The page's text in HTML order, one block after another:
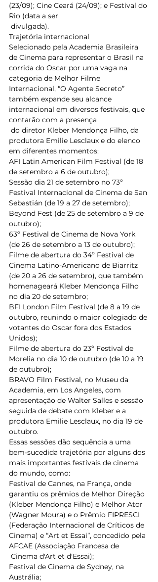
(23/09); Cine Ceará (24/09); e Festival do
Rio (data a ser
divulgada).
Trajetória internacional
Selecionado pela Academia Brasileira
de Cinema para representar o Brasil na
corrida do Oscar por uma vaga na
categoria de Melhor Filme
Internacional, “O Agente Secreto”
também expande seu alcance
internacional em diversos festivais, que
contarão com a presença
produtora Emilie Lesclaux e do elenco
em diferentes momentos:
AFI Latin American Film Festival (de 18
de setembro a 6 de outubro);
Sessão dia 21 de setembro no 73º
Festival Internacional de Cinema de San
Sebastián (de 19 a 27 de setembro);
Beyond Fest (de 25 de setembro a 9 de
outubro);
63º Festival de Cinema de Nova York
(de 26 de setembro a 13 de outubro);
Filme de abertura do 34º Festival de
Cinema Latino-Americano de Biarritz
(de 20 a 26 de setembro), que também
homenageará Kleber Mendonça Filho
no dia 20 de setembro;
BFI London Film Festival (de 8 a 19 de
outubro, reunindo o maior colegiado de
votantes do Oscar fora dos Estados
Unidos);
Filme de abertura do 23º Festival de
Morelia no dia 10 de outubro (de 10 a 19
de outubro);
BRAVO Film Festival, no Museu da
Academia, em Los Angeles, com
apresentação de Walter Salles e sessão
seguida de debate com Kleber e a
produtora Emilie Lesclaux, no dia 19 de
outubro.
Essas sessões dão sequência a uma
bem-sucedida trajetória por alguns dos
mais importantes festivais de cinema
do mundo, como:
Festival de Cannes, na França, onde
garantiu os prêmios de Melhor Direção
(Kleber Mendonça Filho) e Melhor Ator
(Wagner Moura) e o Prêmio FIPRESCI
(Federação Internacional de Críticos de
Cinema) e “Art et Essai”, concedido pela
AFCAE (Associação Francesa de
Cinema d'Art et d'Essai);
Festival de Cinema de Sydney, na
Austrália;